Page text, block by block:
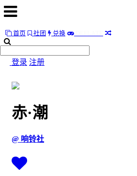
首页 社团 兑换
登录 注册
首
FLATE
赤·潮
@ 响铃社